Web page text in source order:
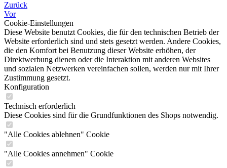
Zurück
Vor
Cookie-Einstellungen
Diese Website benutzt Cookies, die für den technischen Betrieb der
Website erforderlich sind und stets gesetzt werden. Andere Cookies,
die den Komfort bei Benutzung dieser Website erhöhen, der
Direktwerbung dienen oder die Interaktion mit anderen Websites
und sozialen Netzwerken vereinfachen sollen, werden nur mit Ihrer
Zustimmung gesetzt.
Konfiguration
Technisch erforderlich
Diese Cookies sind für die Grundfunktionen des Shops notwendig.
"Alle Cookies ablehnen" Cookie
"Alle Cookies annehmen" Cookie